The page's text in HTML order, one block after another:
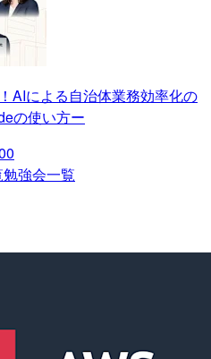
AIによる自治体業務効率化の
の使い方ー
勉強会一覧